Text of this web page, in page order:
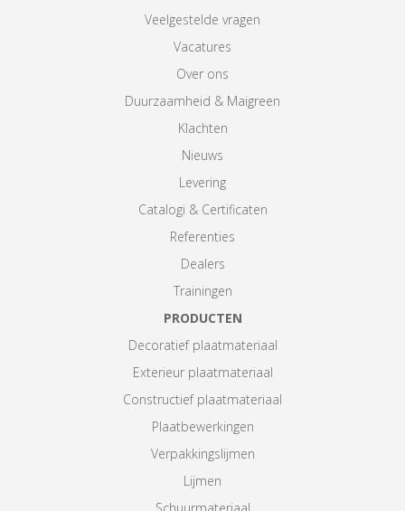
Veelgestelde vragen
Vacatures
Over ons
Duurzaamheid & Maigreen
Klachten
Nieuws
Levering
Catalogi & Certificaten
Referenties
Dealers
Trainingen
PRODUCTEN
Decoratief plaatmateriaal
Exterieur plaatmateriaal
Constructief plaatmateriaal
Plaatbewerkingen
Verpakkingslijmen
Lijmen